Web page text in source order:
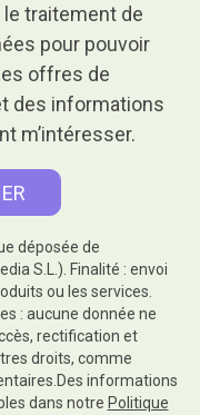
le traitement de
pour pouvoir
offres de
des informations
m’intéresser.
déposée de
S.L.). Finalité : envoi
ou les services.
: aucune donnée ne
rectification et
droits, comme
informations
dans notre Politique